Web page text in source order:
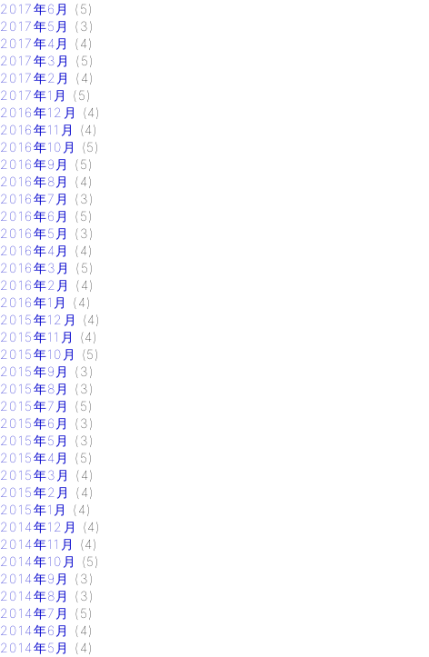
2017年6月
(5)
2017年5月
(3)
2017年4月
(4)
2017年3月
(5)
2017年2月
(4)
2017年1月
(5)
2016年12月
(4)
2016年11月
(4)
2016年10月
(5)
2016年9月
(5)
2016年8月
(4)
2016年7月
(3)
2016年6月
(5)
2016年5月
(3)
2016年4月
(4)
2016年3月
(5)
2016年2月
(4)
2016年1月
(4)
2015年12月
(4)
2015年11月
(4)
2015年10月
(5)
2015年9月
(3)
2015年8月
(3)
2015年7月
(5)
2015年6月
(3)
2015年5月
(3)
2015年4月
(5)
2015年3月
(4)
2015年2月
(4)
2015年1月
(4)
2014年12月
(4)
2014年11月
(4)
2014年10月
(5)
2014年9月
(3)
2014年8月
(3)
2014年7月
(5)
2014年6月
(4)
2014年5月
(4)